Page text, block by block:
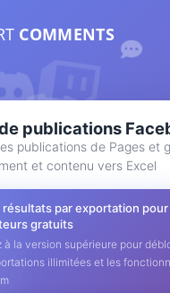
COMMENTS
publications
publications de Pages et
et contenu vers Excel
résultats par exportation pour
gratuits
à la version supérieure pour
illimitées et les